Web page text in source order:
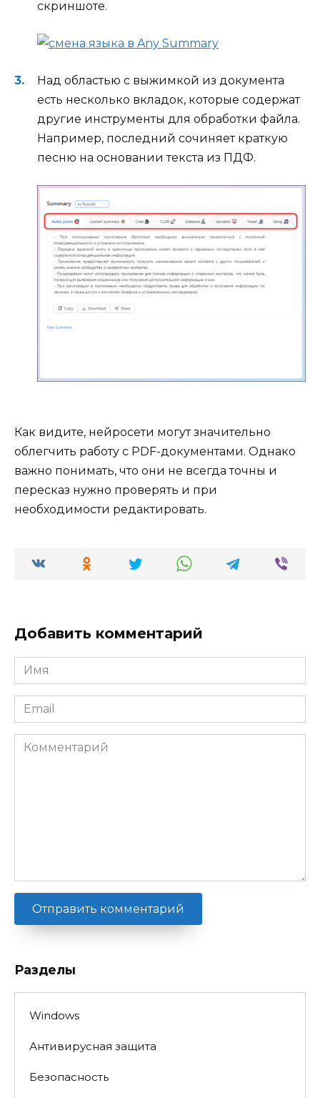
скриншоте.
Над областью с выжимкой из документа
есть несколько вкладок, которые содержат
другие инструменты для обработки файла.
Например, последний сочиняет краткую
песню на основании текста из ПДФ.
Как видите, нейросети могут значительно
облегчить работу с PDF-документами. Однако
важно понимать, что они не всегда точны и
пересказ нужно проверять и при
необходимости редактировать.
Добавить комментарий
Имя
*
Email
*
Комментарий
Разделы
Windows
Антивирусная защита
Безопасность